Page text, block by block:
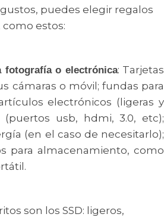
puedes elegir regalos
como estos:
fotografía o electrónica: Tarjetas
cámaras o móvil; fundas para
electrónicos (ligeras y
(puertos usb, hdmi, 3.0, etc);
(en el caso de necesitarlo);
para almacenamiento, como
son los SSD: ligeros,